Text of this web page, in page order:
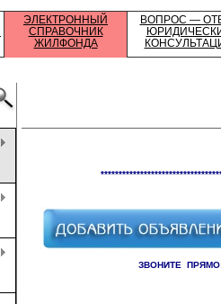
ЭЛЕКТРОННЫЙ
СПРАВОЧНИК
ЖИЛФОНДА
ВОПРОС —
ЗВОНИТЕ